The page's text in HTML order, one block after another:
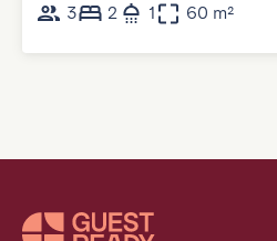
3
2 1 60 m²